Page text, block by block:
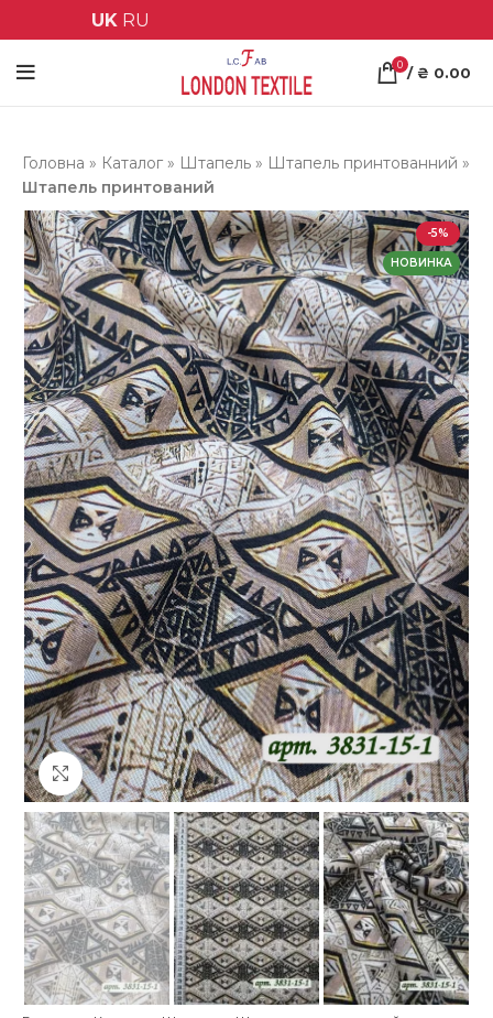
UK RU
0 / ₴ 0.00
Головна » Каталог » Штапель » Штапель принтованний »
Штапель принтований
-5%
НОВИНКА
Клацніть, щоб збільшити